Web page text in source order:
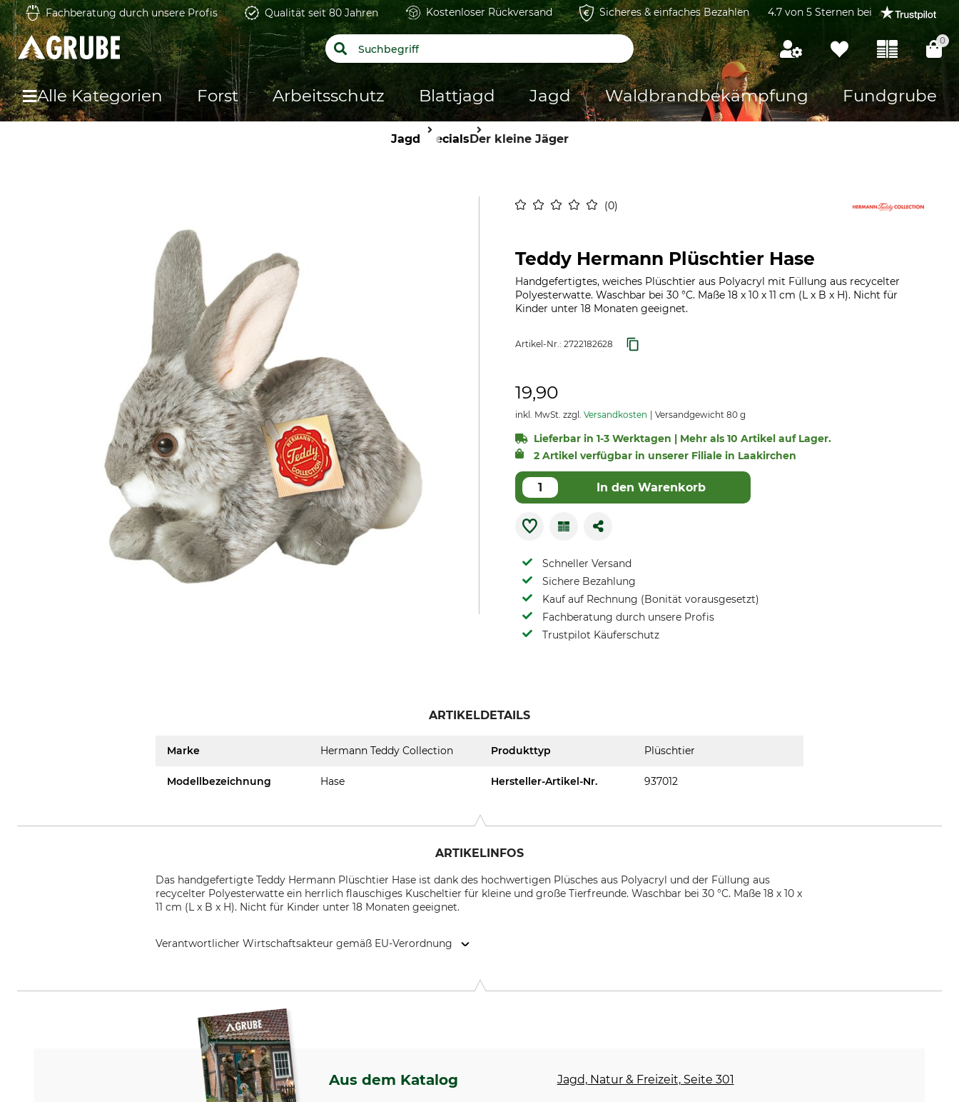
Fachberatung durch unsere Profis Qualität seit 80 Jahren Kostenloser Rückversand Sicheres & einfaches Bezahlen 4.7 von 5 Sternen bei
0
Alle Kategorien Forst Arbeitsschutz Blattjagd Jagd Waldbrandbekämpfung Fundgrube
Jagd SpecialsDer kleine Jäger
0
Teddy Hermann Plüschtier Hase
Handgefertigtes, weiches Plüschtier aus Polyacryl mit Füllung aus recycelter
Polyesterwatte. Waschbar bei 30 °C. Maße 18 x 10 x 11 cm (L x B x H). Nicht für
Kinder unter 18 Monaten geeignet.
Artikel-Nr.: 2722182628
19,90
inkl. MwSt. zzgl. Versandkosten Versandgewicht 80 g
Lieferbar in 1-3 Werktagen | Mehr als 10 Artikel auf Lager.
2 Artikel verfügbar in unserer Filiale in Laakirchen
In den Warenkorb
Schneller Versand
Sichere Bezahlung
Kauf auf Rechnung (Bonität vorausgesetzt)
Fachberatung durch unsere Profis
Trustpilot Käuferschutz
ARTIKELDETAILS
Marke Hermann Teddy Collection Produkttyp Plüschtier
Modellbezeichnung Hase Hersteller-Artikel-Nr. 937012
ARTIKELINFOS
Das handgefertigte Teddy Hermann Plüschtier Hase ist dank des hochwertigen Plüsches aus Polyacryl und der Füllung aus
recycelter Polyesterwatte ein herrlich flauschiges Kuscheltier für kleine und große Tierfreunde. Waschbar bei 30 °C. Maße 18 x 10 x
11 cm (L x B x H). Nicht für Kinder unter 18 Monaten geeignet.
Verantwortlicher Wirtschaftsakteur gemäß EU-Verordnung
Aus dem Katalog Jagd, Natur & Freizeit, Seite 301